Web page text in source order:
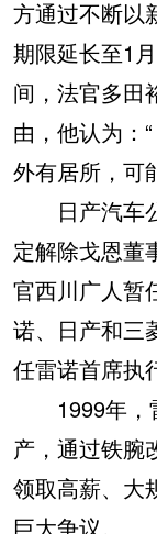
方通过不断以
期限延长至1
间，法官多田
由，他认为：
外有居所，可
日产汽车公
定解除戈恩董
官西川广人暂
诺、日产和三
任雷诺首席执
1999年，
产，通过铁腕
领取高薪、大
巨大争议。